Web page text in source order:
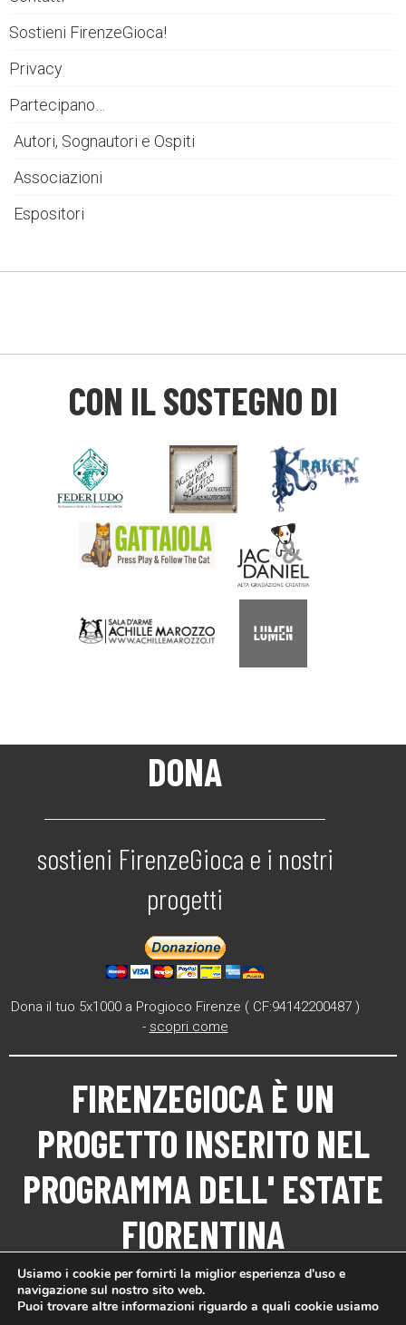
Sostieni FirenzeGioca!
Privacy
Partecipano…
Autori, Sognautori e Ospiti
Associazioni
Espositori
CON IL SOSTEGNO DI
DONA
sostieni FirenzeGioca e i nostri
progetti
Dona il tuo 5x1000 a Progioco Firenze ( CF:94142200487 )
- scopri come
FIRENZEGIOCA È UN
PROGETTO INSERITO NEL
PROGRAMMA DELL' ESTATE
FIORENTINA
Usiamo i cookie per fornirti la miglior esperienza d'uso e
navigazione sul nostro sito web.
Puoi trovare altre informazioni riguardo a quali cookie usiamo